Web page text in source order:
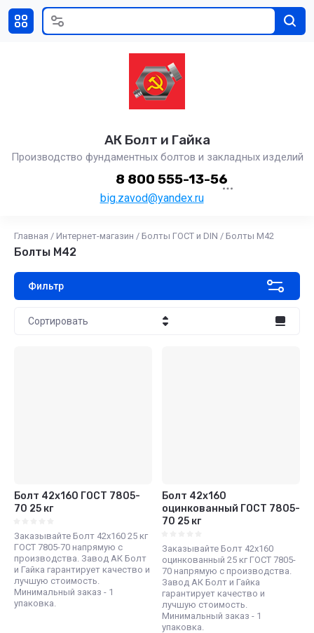
АК Болт и Гайка
Производство фундаментных болтов и закладных изделий
big.zavod@yandex.ru
8 800 555-13-56
Главная / Интернет-магазин / Болты ГОСТ и DIN / Болты М42
Болты М42
Фильтр
Сортировать
Болт 42х160 ГОСТ 7805-
70 25 кг
Заказывайте Болт 42х160 25 кг
ГОСТ 7805-70 напрямую с
производства. Завод АК Болт
и Гайка гарантирует качество и
лучшую стоимость.
Минимальный заказ - 1
упаковка.
Болт 42х160
оцинкованный ГОСТ 7805-
70 25 кг
Заказывайте Болт 42х160
оцинкованный 25 кг ГОСТ 7805-
70 напрямую с производства.
Завод АК Болт и Гайка
гарантирует качество и
лучшую стоимость.
Минимальный заказ - 1
упаковка.